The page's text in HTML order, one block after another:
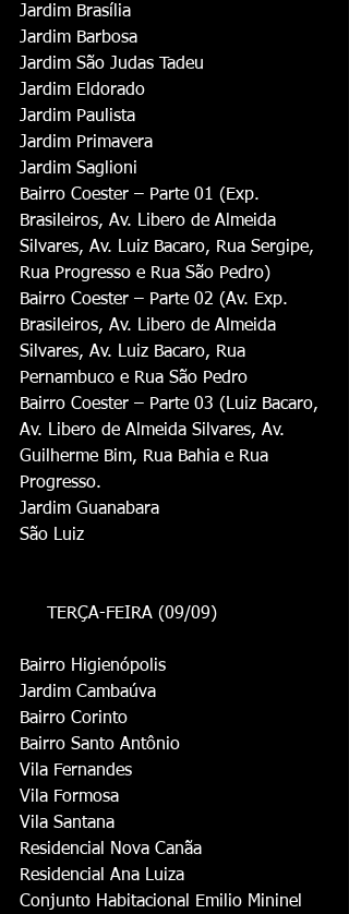
Jardim Brasília
Jardim Barbosa
Jardim São Judas Tadeu
Jardim Eldorado
Jardim Paulista
Jardim Primavera
Jardim Saglioni
Bairro Coester – Parte 01 (Exp.
Brasileiros, Av. Libero de Almeida
Silvares, Av. Luiz Bacaro, Rua Sergipe,
Rua Progresso e Rua São Pedro)
Bairro Coester – Parte 02 (Av. Exp.
Brasileiros, Av. Libero de Almeida
Silvares, Av. Luiz Bacaro, Rua
Pernambuco e Rua São Pedro
Bairro Coester – Parte 03 (Luiz Bacaro,
Av. Libero de Almeida Silvares, Av.
Guilherme Bim, Rua Bahia e Rua
Progresso.
Jardim Guanabara
São Luiz
     TERÇA-FEIRA (09/09)
Bairro Higienópolis
Jardim Cambaúva
Bairro Corinto
Bairro Santo Antônio
Vila Fernandes
Vila Formosa
Vila Santana
Residencial Nova Canãa
Residencial Ana Luiza
Conjunto Habitacional Emilio Mininel